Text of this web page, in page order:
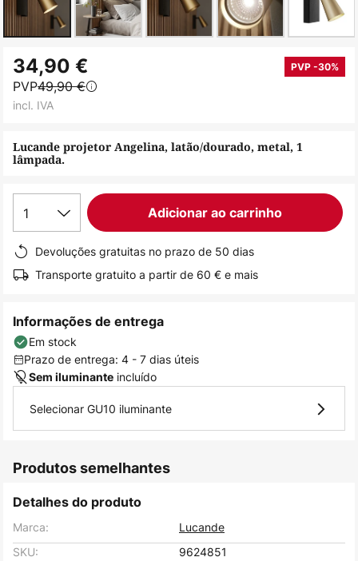
para
início
Galeria
de
imagens
Lucande projetor Angelina, latão/dourado, metal, 1
lâmpada.
34,90 € PVP -30%
PVP49,90 €
incl. IVA
1 Adicionar ao carrinho
Devoluções gratuitas no prazo de 50 dias
Transporte gratuito a partir de 60 € e mais
Informações de entrega
Em stock
Prazo de entrega: 4 - 7 dias úteis
Sem iluminante incluído
Selecionar GU10 iluminante
Produtos semelhantes
Detalhes do produto
Marca:
Lucande
SKU:
9624851